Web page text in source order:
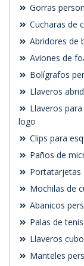
Gorras
Cucharas de
Abridores de
Aviones de
Bolígrafos
Llaveros
Llaveros
logo
Clips para
Paños de
Portatarjetas
Mochilas de
Abanicos
Palas de
Llaveros
Manteles